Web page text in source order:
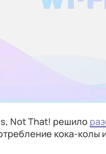
Not That! решило
кока-колы